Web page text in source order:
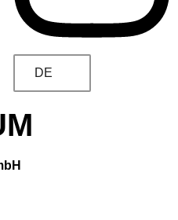
DE